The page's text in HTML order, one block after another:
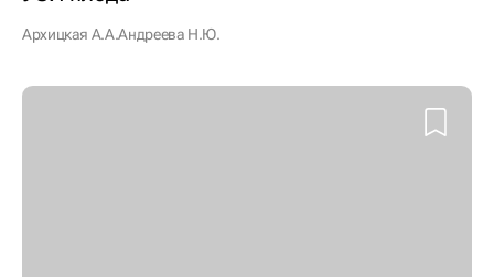
Архицкая А.А.Андреева Н.Ю.